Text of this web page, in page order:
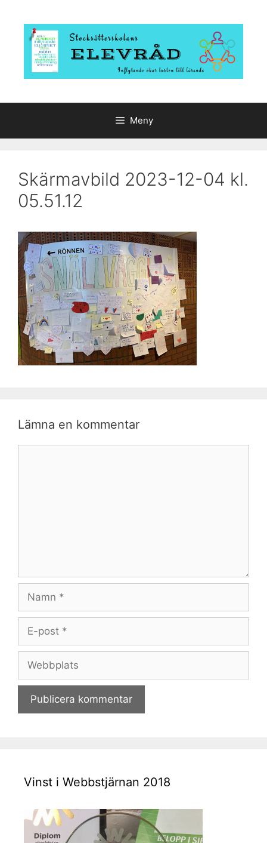
innehåll
Meny
Skärmavbild 2023-12-04 kl.
05.51.12
Lämna en kommentar
Namn
Webbplats
Vinst i Webbstjärnan 2018